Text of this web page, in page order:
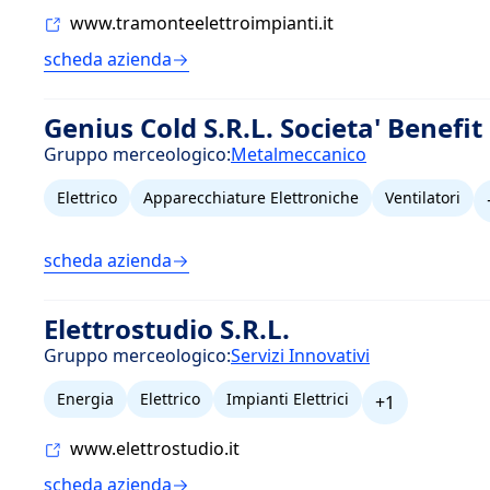
www.tramonteelettroimpianti.it
scheda azienda
Genius Cold S.R.L. Societa' Benefit
Gruppo merceologico:Metalmeccanico
Elettrico Apparecchiature Elettroniche Ventilatori
scheda azienda
Elettrostudio S.R.L.
Gruppo merceologico:Servizi Innovativi
Energia Elettrico Impianti Elettrici
+1
www.elettrostudio.it
scheda azienda